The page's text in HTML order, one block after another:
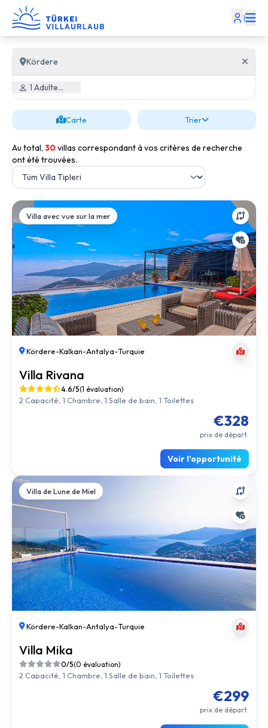
|
Kördere
1 Adulte, 0 Enfant
Carte Trier
Au total, 30villas correspondant à vos critères de recherche
ont été trouvées.
Villa avec vue sur la mer
Kördere-Kalkan-Antalya-Turquie
Villa Rivana
4.6/5(1 évaluation)
2 Capacité, 1 Chambre, 1 Salle de bain, 1 Toilettes
€328
prix de départ.
Voir l'opportunité
Villa de Lune de Miel
Kördere-Kalkan-Antalya-Turquie
Villa Mika
0/5(0 évaluation)
2 Capacité, 1 Chambre, 1 Salle de bain, 1 Toilettes
€299
prix de départ.